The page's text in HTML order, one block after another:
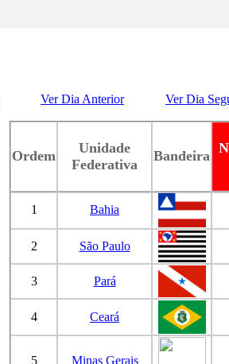
Ver Dia Anterior Ver Dia
Ordem
Unidade
Federativa
Bandeira
1 Bahia
2 São Paulo
3 Pará
4 Ceará
5 Minas Gerais